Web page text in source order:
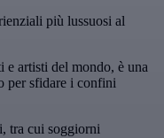
più lussuosi al
e artisti del mondo, è una
per sfidare i confini
tra cui soggiorni